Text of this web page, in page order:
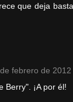
que deja
febrero de
Berry". ¡A por él!